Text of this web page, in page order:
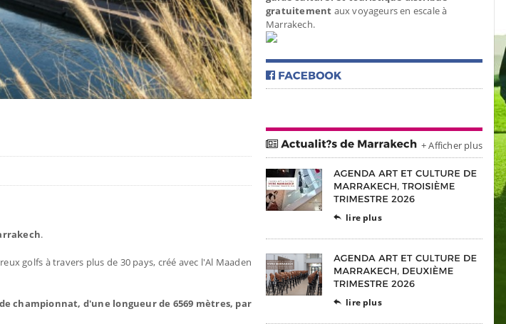
.
golfs à travers plus de 30 pays, créé avec l'Al Maaden
championnat, d'une longueur de 6569 mètres, par
gratuitement aux voyageurs en escale à
Marrakech.
+ Afficher plus
 lire plus
 lire plus